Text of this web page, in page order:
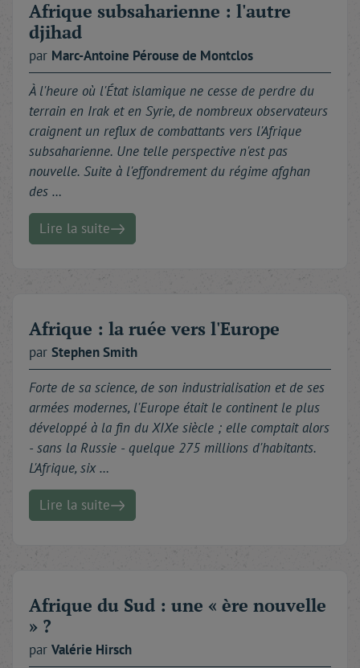
Afrique subsaharienne : l'autre
djihad
par Marc-Antoine Pérouse de Montclos
À l'heure où l'État islamique ne cesse de perdre du
terrain en Irak et en Syrie, de nombreux observateurs
craignent un reflux de combattants vers l'Afrique
subsaharienne. Une telle perspective n'est pas
nouvelle. Suite à l'effondrement du régime afghan
des …
Lire la suite
Afrique : la ruée vers l'Europe
par StephenSmith
Forte de sa science, de son industrialisation et de ses
armées modernes, l'Europe était le continent le plus
développé à la fin du XIXe siècle ; elle comptait alors
- sans la Russie - quelque 275 millions d'habitants.
L'Afrique, six …
Lire la suite
Afrique du Sud : une « ère nouvelle
» ?
par Valérie Hirsch